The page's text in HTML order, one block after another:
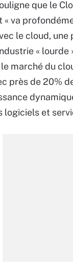
que le
va
le cloud, une
« lourde
marché du
près de 20%
logiciels et